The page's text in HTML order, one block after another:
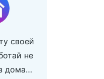
своей
не
дома‍